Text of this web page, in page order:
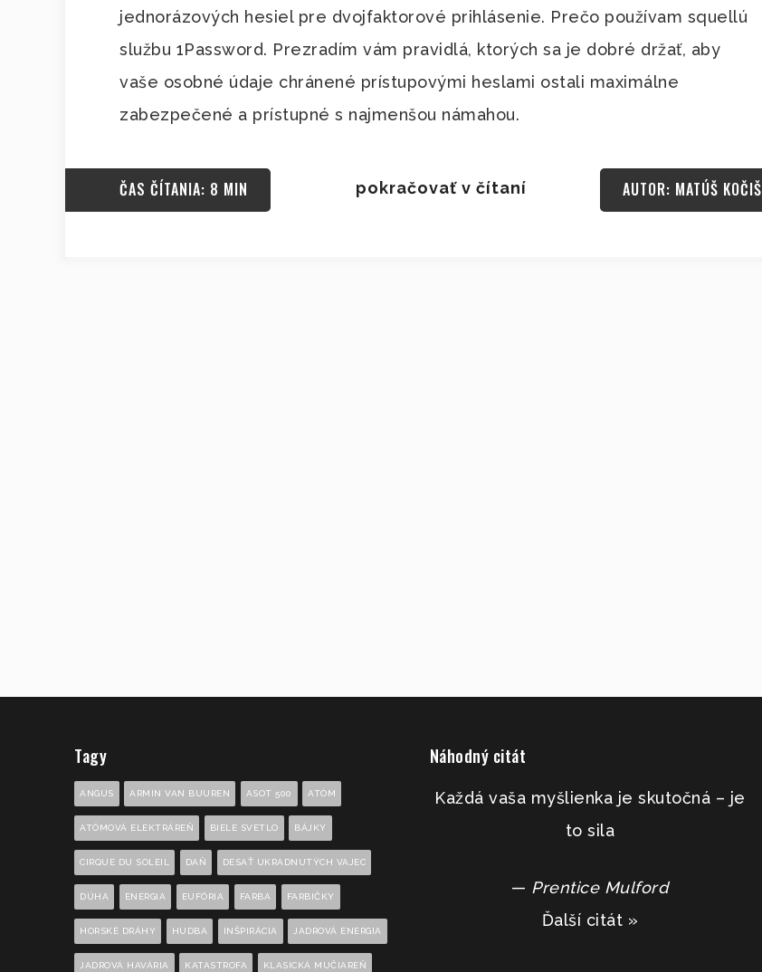
jednorázových hesiel pre dvojfaktorové prihlásenie. Prečo používam squellú
službu 1Password. Prezradím vám pravidlá, ktorých sa je dobré držať, aby
vaše osobné údaje chránené prístupovými heslami ostali maximálne
zabezpečené a prístupné s najmenšou námahou.
pokračovať v čítaní
ČAS ČÍTANIA: 8 MIN AUTOR: MATÚŠ KOČIŠ
Tagy
ANGUS ARMIN VAN BUUREN ASOT 500 ATÓM
ATÓMOVÁ ELEKTRÁREŇ BIELE SVETLO BÁJKY
CIRQUE DU SOLEIL DAŇ DESAŤ UKRADNUTÝCH VAJEC
DÚHA ENERGIA EUFÓRIA FARBA FARBIČKY
HORSKÉ DRÁHY HUDBA INŠPIRÁCIA JADROVÁ ENERGIA
JADROVÁ HAVÁRIA KATASTROFA KLASICKÁ MUČIAREŇ
Náhodný citát
Každá vaša myšlienka je skutočná – je
to sila
— Prentice Mulford
Ďalší citát »